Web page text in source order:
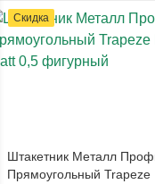
Скидка
Штакетник Металл
Прямоугольный Trapeze